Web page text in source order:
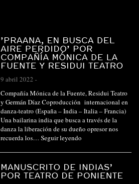
’PRAANA, EN BUSCA DEL
AIRE PERDIDO’ POR
COMPAÑÍA MÓNICA DE LA
FUENTE Y RESIDUI TEATRO
9 abril 2022 -
Compañía Mónica de la Fuente, Residui Teatro
y Germán Díaz Coproducción internacional en
danza-teatro (España – India – Italia – Francia)
Una bailarina india que busca a través de la
danza la liberación de su dueño opresor nos
recuerda los… Seguir leyendo
MANUSCRITO DE INDIAS’
POR TEATRO DE PONIENTE